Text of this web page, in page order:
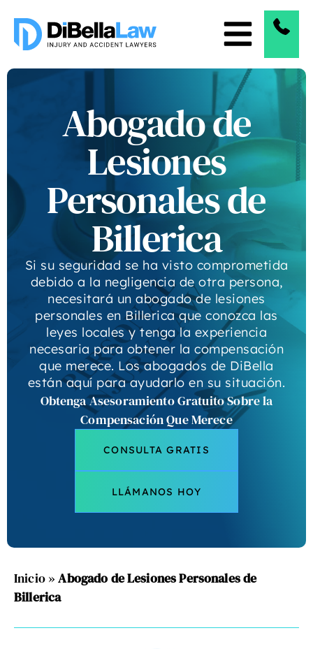
Abogado de
Lesiones
Personales de
Billerica
Si su seguridad se ha visto comprometida
debido a la negligencia de otra persona,
necesitará un abogado de lesiones
personales en Billerica que conozca las
leyes locales y tenga la experiencia
necesaria para obtener la compensación
que merece. Los abogados de DiBella
están aquí para ayudarlo en su situación.
Obtenga Asesoramiento Gratuito Sobre la
Compensación Que Merece
CONSULTA GRATIS
LLÁMANOS HOY
Inicio»Abogado de Lesiones Personales de
Billerica